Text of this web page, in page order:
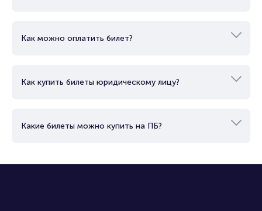
Как можно оплатить билет?
Как купить билеты юридическому лицу?
Какие билеты можно купить на ПБ?